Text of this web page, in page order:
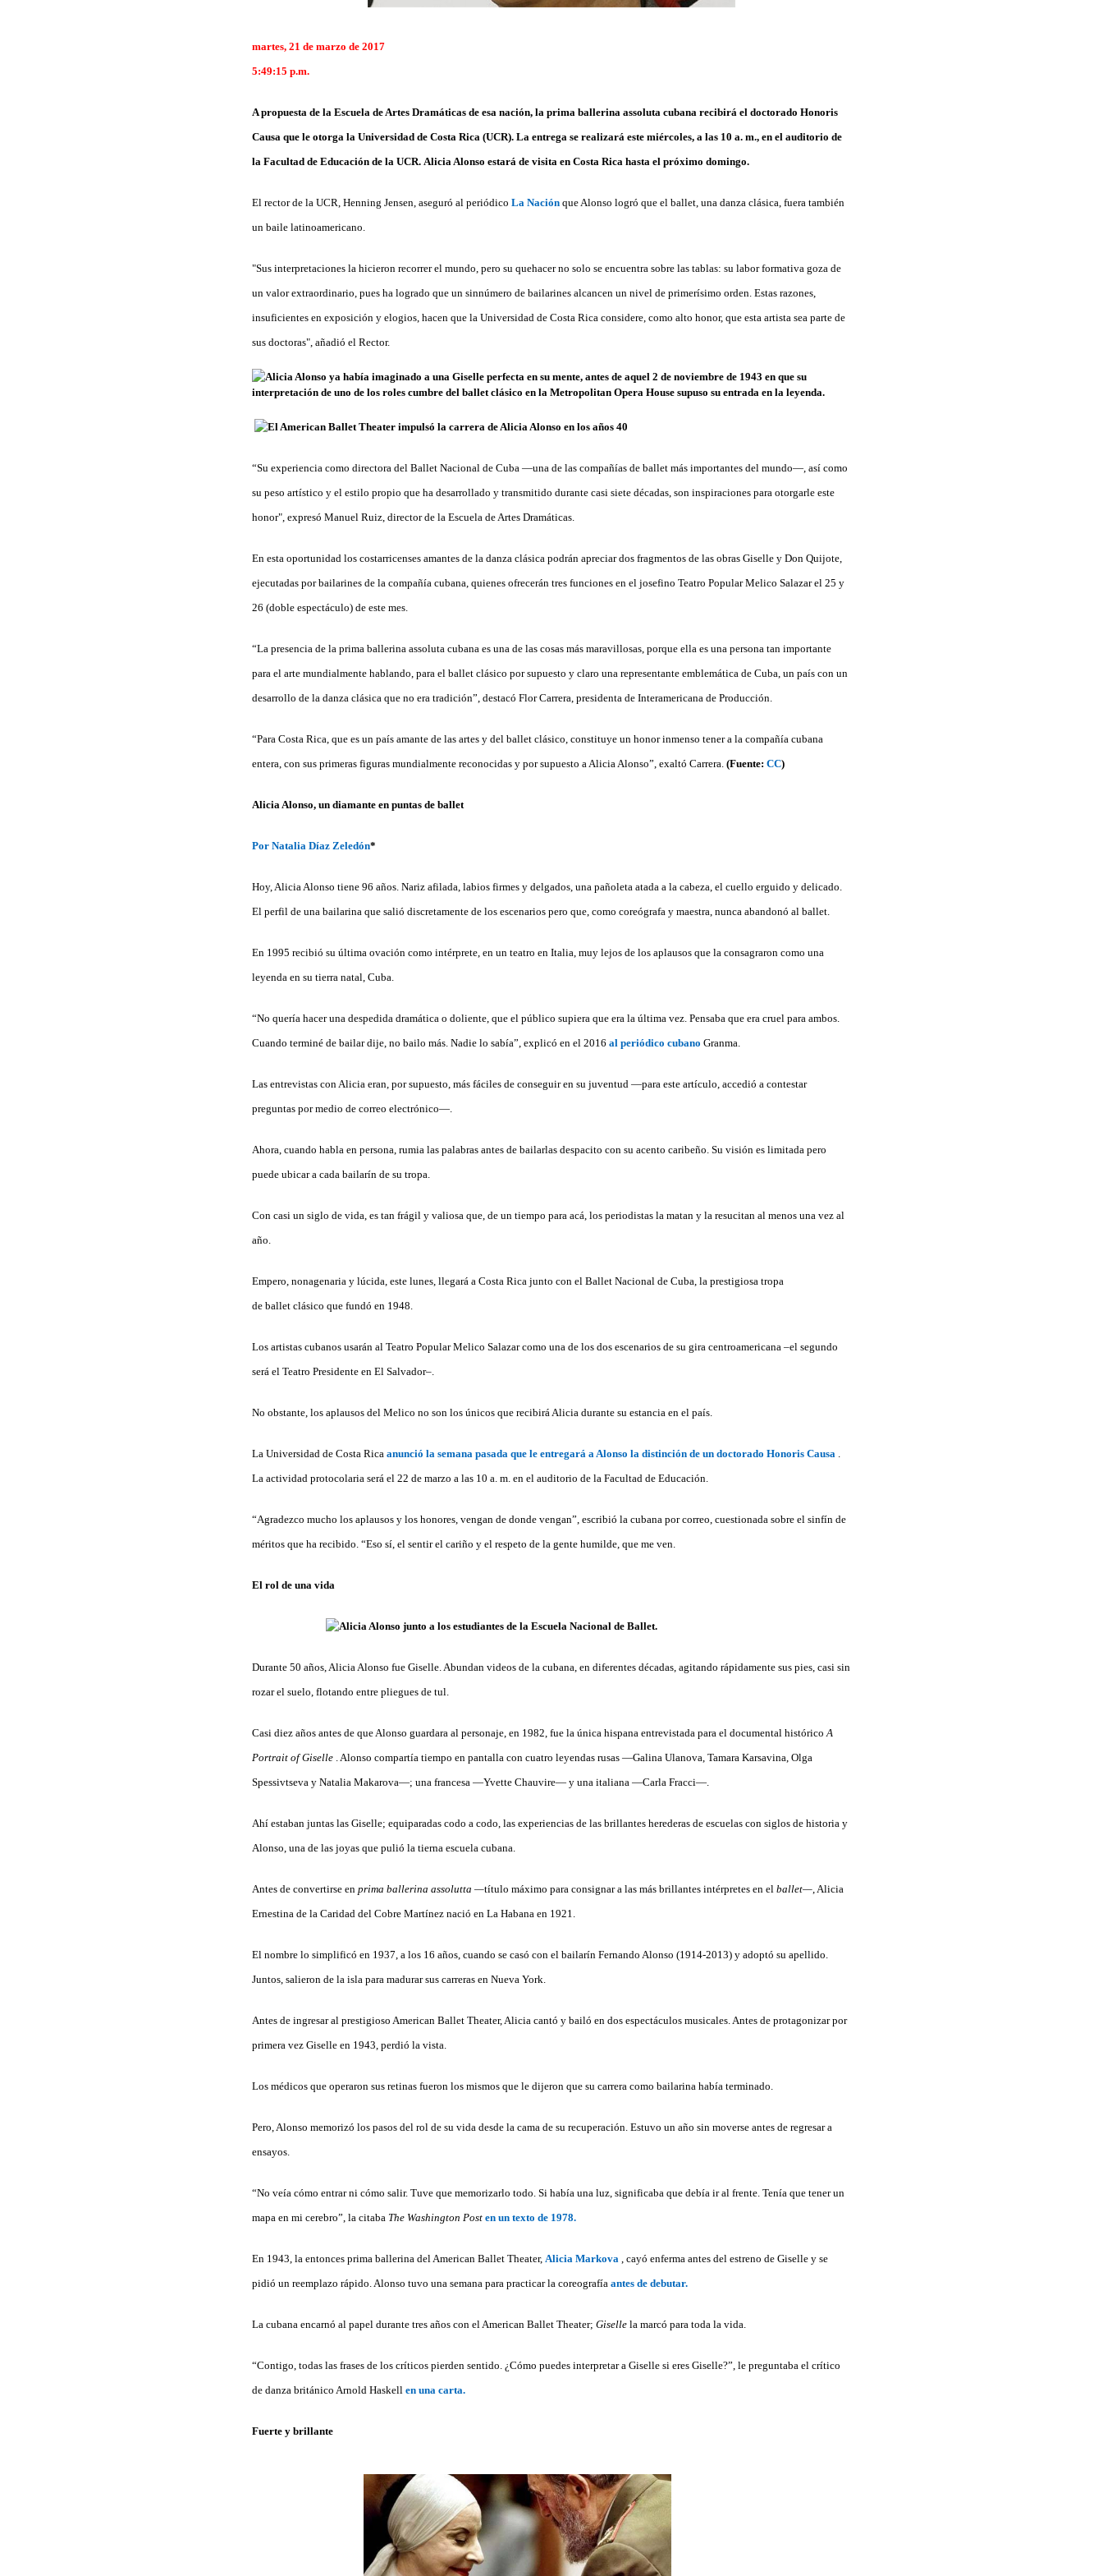
martes, 21 de marzo de 2017
5:49:15 p.m.
A propuesta de la Escuela de Artes Dramáticas de esa nación, la prima ballerina assoluta cubana recibirá el doctorado Honoris
Causa que le otorga la Universidad de Costa Rica (UCR). La entrega se realizará este miércoles, a las 10 a. m., en el auditorio de
la Facultad de Educación de la UCR. Alicia Alonso estará de visita en Costa Rica hasta el próximo domingo.
El rector de la UCR, Henning Jensen, aseguró al periódico La Nación que Alonso logró que el ballet, una danza clásica, fuera también
un baile latinoamericano.
"Sus interpretaciones la hicieron recorrer el mundo, pero su quehacer no solo se encuentra sobre las tablas: su labor formativa goza de
un valor extraordinario, pues ha logrado que un sinnúmero de bailarines alcancen un nivel de primerísimo orden. Estas razones,
insuficientes en exposición y elogios, hacen que la Universidad de Costa Rica considere, como alto honor, que esta artista sea parte de
sus doctoras", añadió el Rector.
“Su experiencia como directora del Ballet Nacional de Cuba —una de las compañías de ballet más importantes del mundo—, así como
su peso artístico y el estilo propio que ha desarrollado y transmitido durante casi siete décadas, son inspiraciones para otorgarle este
honor", expresó Manuel Ruiz, director de la Escuela de Artes Dramáticas.
En esta oportunidad los costarricenses amantes de la danza clásica podrán apreciar dos fragmentos de las obras Giselle y Don Quijote,
ejecutadas por bailarines de la compañía cubana, quienes ofrecerán tres funciones en el josefino Teatro Popular Melico Salazar el 25 y
26 (doble espectáculo) de este mes.
“La presencia de la prima ballerina assoluta cubana es una de las cosas más maravillosas, porque ella es una persona tan importante
para el arte mundialmente hablando, para el ballet clásico por supuesto y claro una representante emblemática de Cuba, un país con un
desarrollo de la danza clásica que no era tradición”, destacó Flor Carrera, presidenta de Interamericana de Producción.
“Para Costa Rica, que es un país amante de las artes y del ballet clásico, constituye un honor inmenso tener a la compañía cubana
entera, con sus primeras figuras mundialmente reconocidas y por supuesto a Alicia Alonso”, exaltó Carrera. (Fuente: CC)
Alicia Alonso, un diamante en puntas de ballet
Por Natalia Díaz Zeledón*
Hoy, Alicia Alonso tiene 96 años. Nariz afilada, labios firmes y delgados, una pañoleta atada a la cabeza, el cuello erguido y delicado.
El perfil de una bailarina que salió discretamente de los escenarios pero que, como coreógrafa y maestra, nunca abandonó al ballet.
En 1995 recibió su última ovación como intérprete, en un teatro en Italia, muy lejos de los aplausos que la consagraron como una
leyenda en su tierra natal, Cuba.
“No quería hacer una despedida dramática o doliente, que el público supiera que era la última vez. Pensaba que era cruel para ambos.
Cuando terminé de bailar dije, no bailo más. Nadie lo sabía”, explicó en el 2016 al periódico cubano Granma.
Las entrevistas con Alicia eran, por supuesto, más fáciles de conseguir en su juventud —para este artículo, accedió a contestar
preguntas por medio de correo electrónico—.
Ahora, cuando habla en persona, rumia las palabras antes de bailarlas despacito con su acento caribeño. Su visión es limitada pero
puede ubicar a cada bailarín de su tropa.
Con casi un siglo de vida, es tan frágil y valiosa que, de un tiempo para acá, los periodistas la matan y la resucitan al menos una vez al
año.
Empero, nonagenaria y lúcida, este lunes, llegará a Costa Rica junto con el Ballet Nacional de Cuba, la prestigiosa tropa
de ballet clásico que fundó en 1948.
Los artistas cubanos usarán al Teatro Popular Melico Salazar como una de los dos escenarios de su gira centroamericana –el segundo
será el Teatro Presidente en El Salvador–.
No obstante, los aplausos del Melico no son los únicos que recibirá Alicia durante su estancia en el país.
La Universidad de Costa Rica anunció la semana pasada que le entregará a Alonso la distinción de un doctorado Honoris Causa
La actividad protocolaria será el 22 de marzo a las 10 a. m. en el auditorio de la Facultad de Educación.
“Agradezco mucho los aplausos y los honores, vengan de donde vengan”, escribió la cubana por correo, cuestionada sobre el sinfín de
méritos que ha recibido. “Eso sí, el sentir el cariño y el respeto de la gente humilde, que me ven.
El rol de una vida
Durante 50 años, Alicia Alonso fue Giselle. Abundan videos de la cubana, en diferentes décadas, agitando rápidamente sus pies, casi sin
rozar el suelo, flotando entre pliegues de tul.
Casi diez años antes de que Alonso guardara al personaje, en 1982, fue la única hispana entrevistada para el documental histórico A
Portrait of Giselle . Alonso compartía tiempo en pantalla con cuatro leyendas rusas —Galina Ulanova, Tamara Karsavina, Olga
Spessivtseva y Natalia Makarova—; una francesa —Yvette Chauvire— y una italiana —Carla Fracci—.
Ahí estaban juntas las Giselle; equiparadas codo a codo, las experiencias de las brillantes herederas de escuelas con siglos de historia y
Alonso, una de las joyas que pulió la tierna escuela cubana.
Antes de convertirse en prima ballerina assolutta —título máximo para consignar a las más brillantes intérpretes en el ballet— , Alicia
Ernestina de la Caridad del Cobre Martínez nació en La Habana en 1921.
El nombre lo simplificó en 1937, a los 16 años, cuando se casó con el bailarín Fernando Alonso (1914-2013) y adoptó su apellido.
Juntos, salieron de la isla para madurar sus carreras en Nueva York.
Antes de ingresar al prestigioso American Ballet Theater, Alicia cantó y bailó en dos espectáculos musicales. Antes de protagonizar por
primera vez Giselle en 1943, perdió la vista.
Los médicos que operaron sus retinas fueron los mismos que le dijeron que su carrera como bailarina había terminado.
Pero, Alonso memorizó los pasos del rol de su vida desde la cama de su recuperación. Estuvo un año sin moverse antes de regresar a
ensayos.
“No veía cómo entrar ni cómo salir. Tuve que memorizarlo todo. Si había una luz, significaba que debía ir al frente. Tenía que tener un
mapa en mi cerebro”, la citaba The Washington Post en un texto de 1978.
En 1943, la entonces prima ballerina del American Ballet Theater, Alicia Markova , cayó enferma antes del estreno de Giselle y se
pidió un reemplazo rápido. Alonso tuvo una semana para practicar la coreografía antes de debutar.
La cubana encarnó al papel durante tres años con el American Ballet Theater; Giselle la marcó para toda la vida.
“Contigo, todas las frases de los críticos pierden sentido. ¿Cómo puedes interpretar a Giselle si eres Giselle?”, le preguntaba el crítico
de danza británico Arnold Haskell en una carta.
Fuerte y brillante